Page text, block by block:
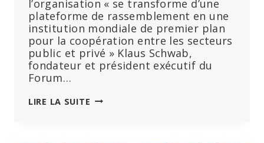
l’organisation « se transforme d’une
plateforme de rassemblement en une
institution mondiale de premier plan
pour la coopération entre les secteurs
public et privé » Klaus Schwab,
fondateur et président exécutif du
Forum…
LIRE LA SUITE KLAUS